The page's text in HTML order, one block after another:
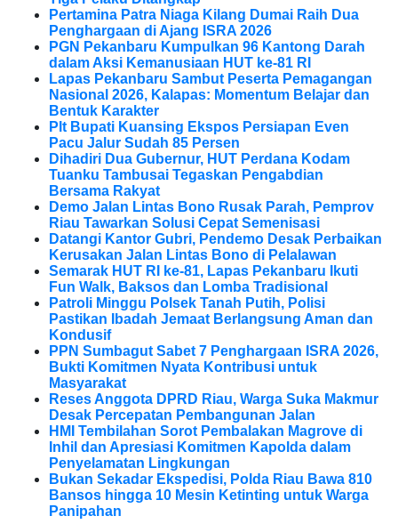
Pertamina Patra Niaga Kilang Dumai Raih Dua
Penghargaan di Ajang ISRA 2026
PGN Pekanbaru Kumpulkan 96 Kantong Darah
dalam Aksi Kemanusiaan HUT ke-81 RI
Lapas Pekanbaru Sambut Peserta Pemagangan
Nasional 2026, Kalapas: Momentum Belajar dan
Bentuk Karakter
Plt Bupati Kuansing Ekspos Persiapan Even
Pacu Jalur Sudah 85 Persen
Dihadiri Dua Gubernur, HUT Perdana Kodam
Tuanku Tambusai Tegaskan Pengabdian
Bersama Rakyat
Demo Jalan Lintas Bono Rusak Parah, Pemprov
Riau Tawarkan Solusi Cepat Semenisasi
Datangi Kantor Gubri, Pendemo Desak Perbaikan
Kerusakan Jalan Lintas Bono di Pelalawan
Semarak HUT RI ke-81, Lapas Pekanbaru Ikuti
Fun Walk, Baksos dan Lomba Tradisional
Patroli Minggu Polsek Tanah Putih, Polisi
Pastikan Ibadah Jemaat Berlangsung Aman dan
Kondusif
PPN Sumbagut Sabet 7 Penghargaan ISRA 2026,
Bukti Komitmen Nyata Kontribusi untuk
Masyarakat
Reses Anggota DPRD Riau, Warga Suka Makmur
Desak Percepatan Pembangunan Jalan
HMI Tembilahan Sorot Pembalakan Magrove di
Inhil dan Apresiasi Komitmen Kapolda dalam
Penyelamatan Lingkungan
Bukan Sekadar Ekspedisi, Polda Riau Bawa 810
Bansos hingga 10 Mesin Ketinting untuk Warga
Panipahan